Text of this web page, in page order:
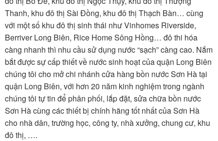
Thanh, khu đô thị Sài Đồng, khu đô thị Thạch Bàn… cùng
với một số khu đô thị sinh thái như Vinhomes Riverside,
Berriver Long Biên, Rice Home Sông Hồng… đô thi hóa
càng nhanh thì nhu cầu sử dụng nước “sạch” càng cao. Nắm
bắt được sự cấp thiết về nước sinh hoạt của quận Long Biên
chúng tôi cho mở chi nhánh cửa hàng bồn nước Sơn Hà tại
quận Long Biên, với hơn 20 năm kinh nghiệm trong ngành
chúng tôi tự tin để phân phối, lắp đặt, sửa chữa bồn nước
Sơn Hà cùng các thiết bị chính hãng tốt nhất của Sơn Hà
cho nhà dân, trường học, công ty, nhà xưởng, chung cư, khu
đô thị, ….